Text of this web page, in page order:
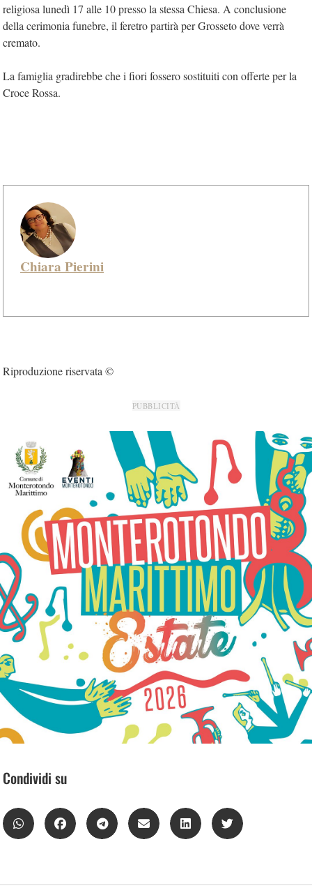
religiosa lunedì 17 alle 10 presso la stessa Chiesa. A conclusione
della cerimonia funebre, il feretro partirà per Grosseto dove verrà
cremato.
La famiglia gradirebbe che i fiori fossero sostituiti con offerte per la
Croce Rossa.
Chiara Pierini
Riproduzione riservata ©
PUBBLICITÀ
Condividi su